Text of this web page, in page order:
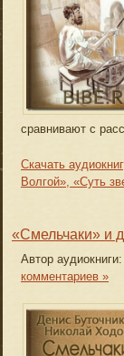
сравнивают с
Скачать
Волгой», «Суть
«Смельчаки» и
Автор аудиокниги:
комментариев »